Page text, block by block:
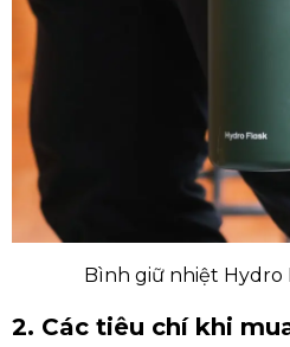
Bình giữ nhiệt Hydro
2. Các tiêu chí khi